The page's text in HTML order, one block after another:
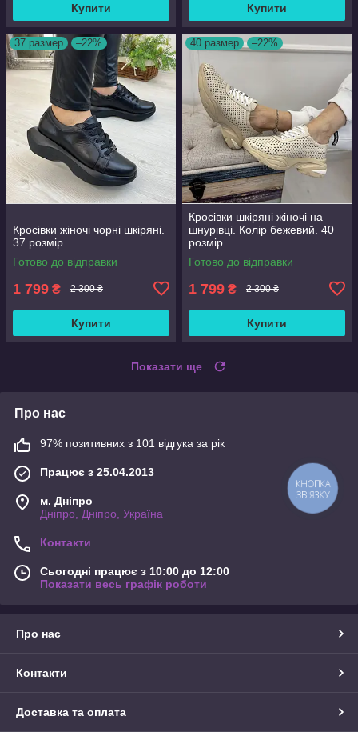
Купити Купити
37 размер –22%
Кросівки жіночі чорні шкіряні.
37 розмір
Готово до відправки
1 799 ₴ 2 300 ₴
Купити
40 размер –22%
Кросівки шкіряні жіночі на
шнурівці. Колір бежевий. 40
розмір
Готово до відправки
1 799 ₴ 2 300 ₴
Купити
Показати ще
Про нас
97% позитивних з 101 відгука за рік
Працює з 25.04.2013
м. Дніпро
Дніпро, Дніпро, Україна
Контакти
Сьогодні працює з 10:00 до 12:00
Показати весь графік роботи
Про нас
Контакти
Доставка та оплата
КНОПКА
ЗВ'ЯЗКУ